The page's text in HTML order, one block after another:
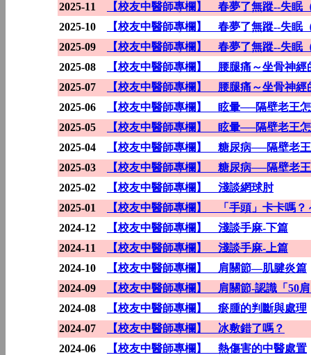
2025-11
【校友中醫師專欄】 春夢了無蹤--失眠
2025-10
【校友中醫師專欄】 春夢了無蹤--失眠
2025-09
【校友中醫師專欄】 春夢了無蹤--失眠
2025-08
【校友中醫師專欄】 腰腿痛～坐骨神經
2025-07
【校友中醫師專欄】 腰腿痛～坐骨神經
2025-06
【校友中醫師專欄】 眩暈──隔壁老王
2025-05
【校友中醫師專欄】 眩暈──隔壁老王
2025-04
【校友中醫師專欄】 糖尿病──隔壁老
2025-03
【校友中醫師專欄】 糖尿病──隔壁老
2025-02
【校友中醫師專欄】 淺談網球肘
2025-01
【校友中醫師專欄】 「手頭」卡卡嗎？
2024-12
【校友中醫師專欄】 淺談手麻-下篇
2024-11
【校友中醫師專欄】 淺談手麻-上篇
2024-10
【校友中醫師專欄】 肩關節—肌腱炎篇
2024-09
【校友中醫師專欄】 肩關節-認識「50
2024-08
【校友中醫師專欄】 瘀腫的判斷與處理
2024-07
【校友中醫師專欄】 冰敷錯了嗎？
2024-06
【校友中醫師專欄】 熱傷害的中醫處置